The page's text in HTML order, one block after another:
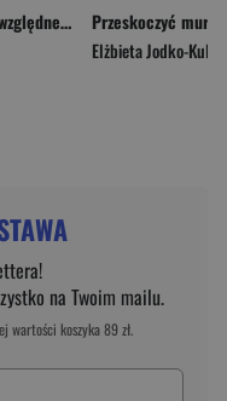
Wszystko jest względne. 14 mrocznych opowieści
Przeskoczyć mur
Elżbieta Jodko-Kula
na Twoim mailu.
wartości koszyka 89 zł.